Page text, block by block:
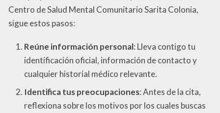
Centro de Salud Mental Comunitario Sarita Colonia,
sigue estos pasos:
Reúne información personal: Lleva contigo tu
identificación oficial, información de contacto y
cualquier historial médico relevante.
Identifica tus preocupaciones: Antes de la cita,
reflexiona sobre los motivos por los cuales buscas